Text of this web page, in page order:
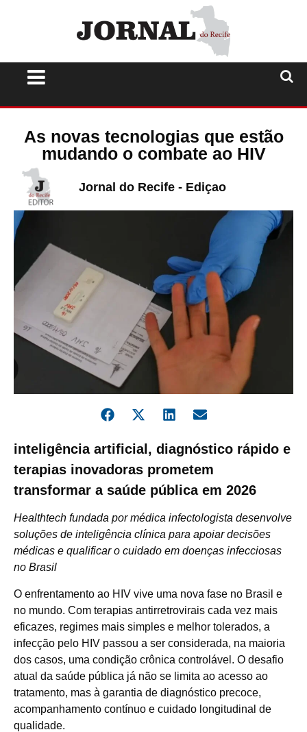
As novas tecnologias que estão
mudando o combate ao HIV
Jornal do Recife - Ediçao
inteligência artificial, diagnóstico rápido e
terapias inovadoras prometem
transformar a saúde pública em 2026
Healthtech fundada por médica infectologista desenvolve
soluções de inteligência clínica para apoiar decisões
médicas e qualificar o cuidado em doenças infecciosas
no Brasil
O enfrentamento ao HIV vive uma nova fase no Brasil e
no mundo. Com terapias antirretrovirais cada vez mais
eficazes, regimes mais simples e melhor tolerados, a
infecção pelo HIV passou a ser considerada, na maioria
dos casos, uma condição crônica controlável. O desafio
atual da saúde pública já não se limita ao acesso ao
tratamento, mas à garantia de diagnóstico precoce,
acompanhamento contínuo e cuidado longitudinal de
qualidade.